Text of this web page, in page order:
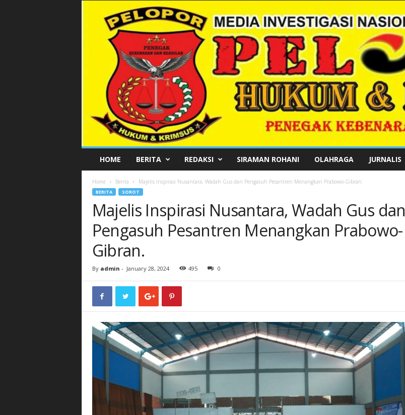
L
HOME BERITA REDAKSI SIRAMAN ROHANI OLAHRAGA JURNALIS
Home Berita Majelis Inspirasi Nusantara, Wadah Gus dan Pengasuh Pesantren Menangkan Prabowo-Gibran.
BERITA SOROT
Majelis Inspirasi Nusantara, Wadah Gus dan
Pengasuh Pesantren Menangkan Prabowo-
Gibran.
By admin - January 28, 2024 495 0